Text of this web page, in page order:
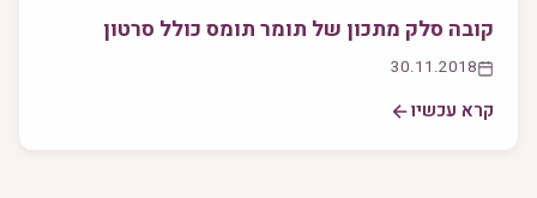
קובה סלק מתכון של תומר תומס כולל סרטון
30.11.2018
קרא עכשיו